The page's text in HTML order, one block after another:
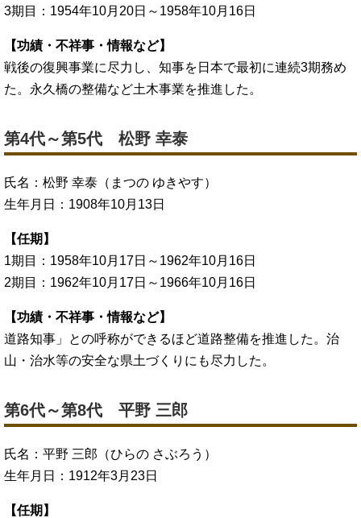
3期目：1954年10月20日～1958年10月16日
【功績・不祥事・情報など】
戦後の復興事業に尽力し、知事を日本で最初に連続3期務め
た。永久橋の整備など土木事業を推進した。
第4代～第5代 松野 幸泰
氏名：松野 幸泰（まつの ゆきやす）
生年月日：1908年10月13日
【任期】
1期目：1958年10月17日～1962年10月16日
2期目：1962年10月17日～1966年10月16日
【功績・不祥事・情報など】
道路知事」との呼称ができるほど道路整備を推進した。治
山・治水等の安全な県土づくりにも尽力した。
第6代～第8代 平野 三郎
氏名：平野 三郎（ひらの さぶろう）
生年月日：1912年3月23日
【任期】